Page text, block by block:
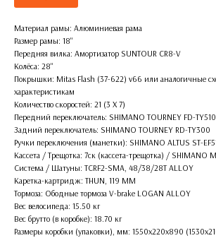
Материал рамы: Алюминиевая рама
Размер рамы: 18''
Передняя вилка: Амортизатор SUNTOUR CR8-V
Колёса: 28''
Покрышки: Mitas Flash (37-622) v66 или аналогичные
характеристикам
Количество скоростей: 21 (3 X 7)
Передний переключатель: SHIMANO TOURNEY FD-TY510
Задний переключатель: SHIMANO TOURNEY RD-TY300
Ручки переключения (манетки): SHIMANO ALTUS ST-
Кассета / Трещотка: 7ск (кассета-трещотка) / SHIMANO
Система / Шатуны: TCRF2-SMA, 48/38/28T ALLOY
Каретка-картридж: THUN, 119 MM
Тормоза: Ободные тормоза V-brake LOGAN ALLOY
Вес велосипеда: 15.50 кг
Вес брутто (в коробке): 18.70 кг
Размеры коробки (упаковки), мм: 1550х220х890